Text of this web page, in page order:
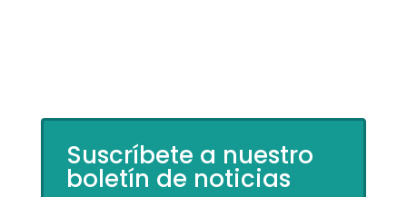
Suscríbete a nuestro
boletín de noticias